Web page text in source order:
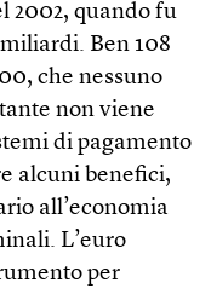
2002, quando fu
Ben 108
che nessuno
non viene
di pagamento
alcuni benefici,
all’economia
L’euro
per